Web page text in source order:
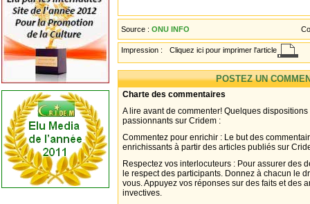
Source : ONU INFO
Impression : Cliquez ici pour imprimer l'article
POSTEZ UN
Charte des commentaires
A lire avant de commenter! Quelques
passionnants sur Cridem :
Commentez pour enrichir : Le but des
enrichissants à partir des articles publiés sur
Respectez vos interlocuteurs : Pour assurer des
le respect des participants. Donnez à chacun le
vous. Appuyez vos réponses sur des faits et des
invectives.